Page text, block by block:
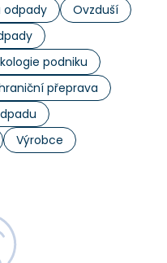
odpady
Ovzduší
podniku
přeprava
Výrobce